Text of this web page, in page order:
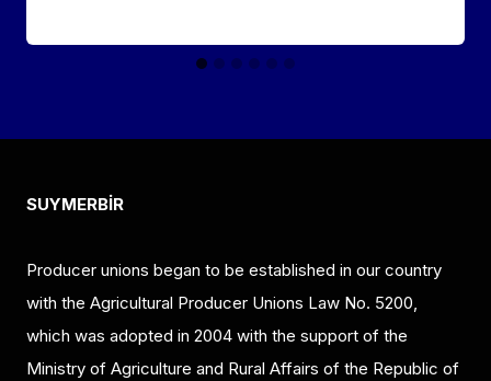
SUYMERBİR
Producer unions began to be established in our country
with the Agricultural Producer Unions Law No. 5200,
which was adopted in 2004 with the support of the
Ministry of Agriculture and Rural Affairs of the Republic of